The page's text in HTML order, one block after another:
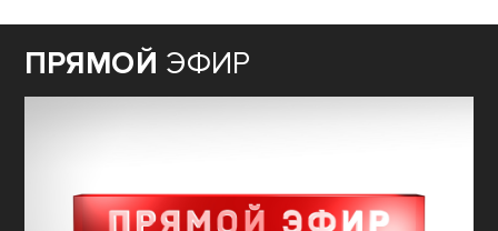
ПРЯМОЙ ЭФИР